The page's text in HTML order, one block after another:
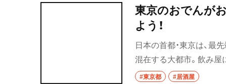
東京のおでんが
よう！
日本の首都・東京は、
混在する大都市。飲み
れでモダンな居酒屋か
#東京都 #居酒屋